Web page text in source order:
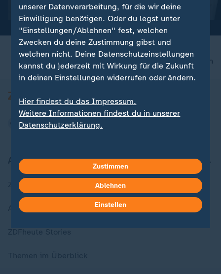
Video19:01 Video5:04
nach oben
Aktuell bei ZDFheute
Zuletzt veröffentlicht
Aktuelle Sendungs-Videos
unserer Datenverarbeitung, für die wir deine
Einwilligung benötigen. Oder du legst unter
"Einstellungen/Ablehnen" fest, welchen
Zwecken du deine Zustimmung gibst und
welchen nicht. Deine Datenschutzeinstellungen
kannst du jederzeit mit Wirkung für die Zukunft
in deinen Einstellungen widerrufen oder ändern.
Hier findest du das Impressum.
Weitere Informationen findest du in unserer
Datenschutzerklärung.
Zustimmen
Ablehnen
Einstellen